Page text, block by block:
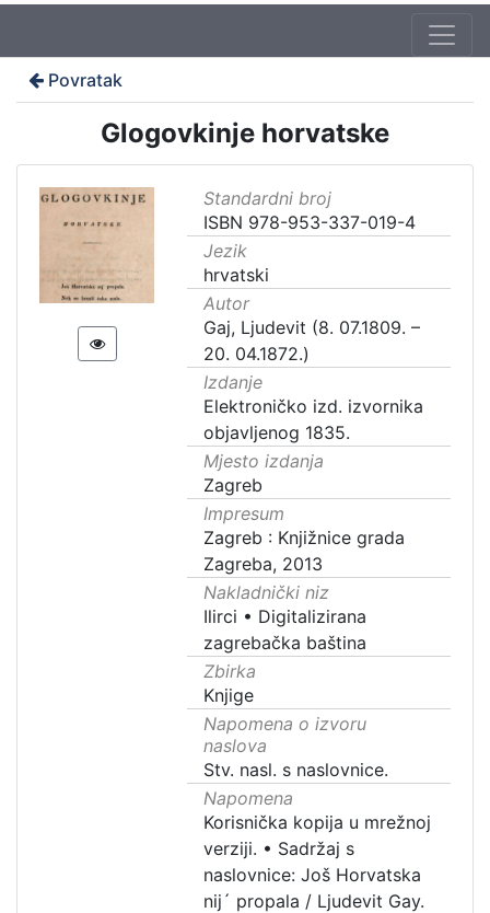
Povratak
Glogovkinje horvatske
Standardni broj
ISBN 978-953-337-019-4
Jezik
hrvatski
Autor
Gaj, Ljudevit (8. 07.1809. –
20. 04.1872.)
Izdanje
Elektroničko izd. izvornika
objavljenog 1835.
Mjesto izdanja
Zagreb
Impresum
Zagreb : Knjižnice grada
Zagreba, 2013
Nakladnički niz
Ilirci • Digitalizirana
zagrebačka baština
Zbirka
Knjige
Napomena o izvoru
naslova
Stv. nasl. s naslovnice.
Napomena
Korisnička kopija u mrežnoj
verziji. • Sadržaj s
naslovnice: Još Horvatska
nij´ propala / Ljudevit Gay.